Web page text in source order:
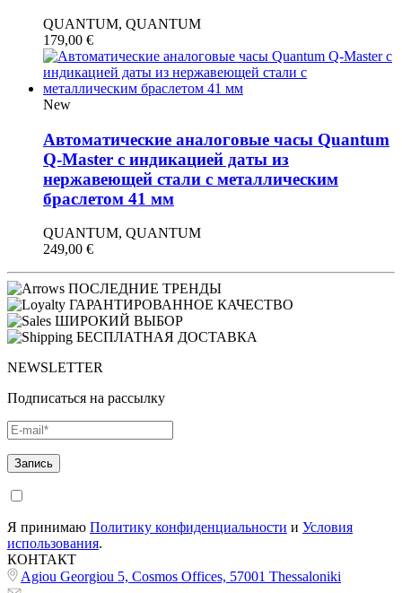
QUANTUM, QUANTUM
179,00 €
New
Автоматические аналоговые часы Quantum
Q-Master с индикацией даты из
нержавеющей стали с металлическим
браслетом 41 мм
QUANTUM, QUANTUM
249,00 €
ПОСЛЕДНИЕ ТРЕНДЫ
ГАРАНТИРОВАННОЕ КАЧЕСТВО
ШИРОКИЙ ВЫБОР
БЕСПЛАТНАЯ ДОСТАВКА
NEWSLETTER
Подписаться на рассылку
Я принимаю Политику конфиденциальности и Условия
использования.
КОНТАКТ
Agiou Georgiou 5, Cosmos Offices, 57001 Thessaloniki